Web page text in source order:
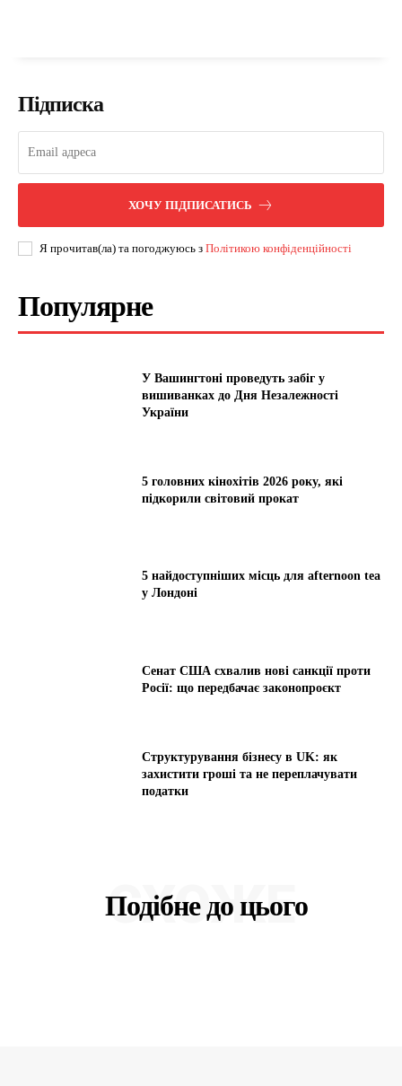
Підписка
ХОЧУ ПІДПИСАТИСЬ
Я прочитав(ла) та погоджуюсь з Політикою конфіденційності
Популярне
У Вашингтоні проведуть забіг у
вишиванках до Дня Незалежності
України
5 головних кінохітів 2026 року, які
підкорили світовий прокат
5 найдоступніших місць для afternoon tea
у Лондоні
Сенат США схвалив нові санкції проти
Росії: що передбачає законопроєкт
Структурування бізнесу в UK: як
захистити гроші та не переплачувати
податки
Подібне до цього
СХОЖЕ